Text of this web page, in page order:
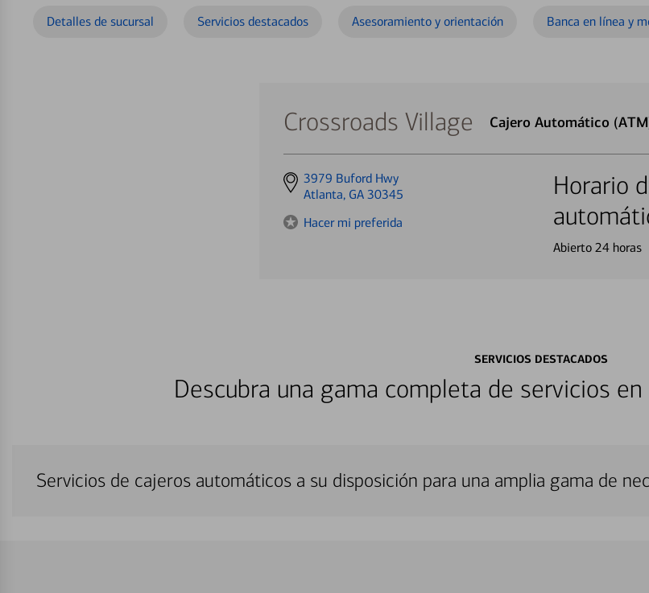
Detalles de sucursal Servicios destacados Asesoramiento y orientación Banca en línea y
Crossroads Village Cajero Automático
Get
directions
3979 Buford Hwy
Atlanta, GA 30345
Hacer mi preferida
Horario
Abierto 24 horas
SERVICIOS DESTACADOS
Descubra una gama completa de servicios
Servicios de cajeros automáticos a su disposición para una amplia gama de